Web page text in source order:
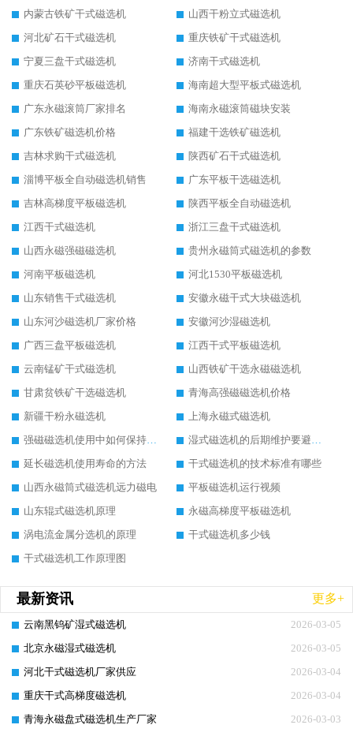
内蒙古铁矿干式磁选机
山西干粉立式磁选机
河北矿石干式磁选机
重庆铁矿干式磁选机
宁夏三盘干式磁选机
济南干式磁选机
重庆石英砂平板磁选机
海南超大型平板式磁选机
广东永磁滚筒厂家排名
海南永磁滚筒磁块安装
广东铁矿磁选机价格
福建干选铁矿磁选机
吉林求购干式磁选机
陕西矿石干式磁选机
淄博平板全自动磁选机销售
广东平板干选磁选机
吉林高梯度平板磁选机
陕西平板全自动磁选机
江西干式磁选机
浙江三盘干式磁选机
山西永磁强磁磁选机
贵州永磁筒式磁选机的参数
河南平板磁选机
河北1530平板磁选机
山东销售干式磁选机
安徽永磁干式大块磁选机
山东河沙磁选机厂家价格
安徽河沙湿磁选机
广西三盘平板磁选机
江西干式平板磁选机
云南锰矿干式磁选机
山西铁矿干选永磁磁选机
甘肃贫铁矿干选磁选机
青海高强磁磁选机价格
新疆干粉永磁选机
上海永磁式磁选机
强磁磁选机使用中如何保持其顺畅运行
湿式磁选机的后期维护要避开哪些坑
延长磁选机使用寿命的方法
干式磁选机的技术标准有哪些
山西永磁筒式磁选机远力磁电
平板磁选机运行视频
山东辊式磁选机原理
永磁高梯度平板磁选机
涡电流金属分选机的原理
干式磁选机多少钱
干式磁选机工作原理图
最新资讯 更多+
2026-03-05
云南黑钨矿湿式磁选机
2026-03-05
北京永磁湿式磁选机
2026-03-04
河北干式磁选机厂家供应
2026-03-04
重庆干式高梯度磁选机
2026-03-03
青海永磁盘式磁选机生产厂家